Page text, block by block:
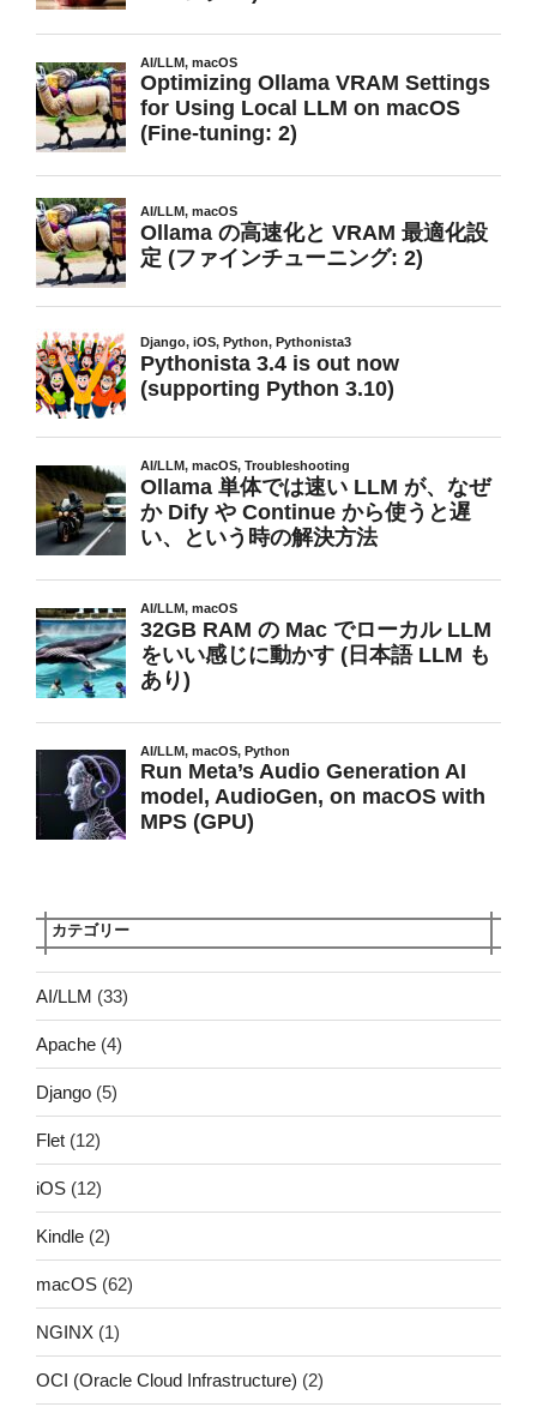
カテゴリー
AI/LLM (33)
Apache (4)
Django (5)
Flet (12)
iOS (12)
Kindle (2)
macOS (62)
NGINX (1)
OCI (Oracle Cloud Infrastructure) (2)